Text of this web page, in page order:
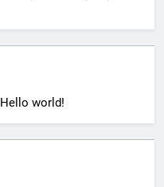
Hello world!